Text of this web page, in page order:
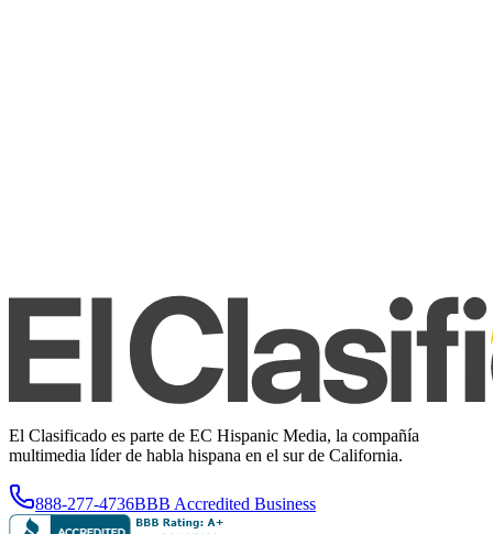
El Clasificado es parte de EC Hispanic Media, la compañía
multimedia líder de habla hispana en el sur de California.
888-277-4736BBB Accredited Business